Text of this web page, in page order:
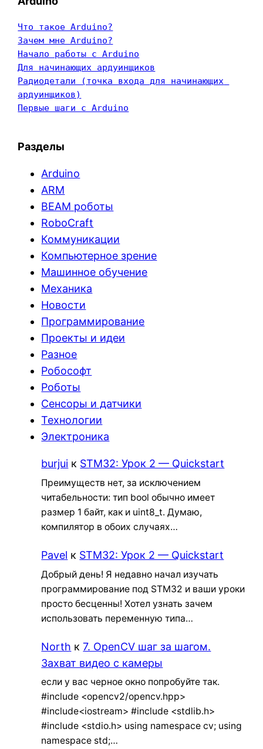
Что такое Arduino?
Зачем мне Arduino?
Начало работы с Arduino
Для начинающих ардуинщиков
Радиодетали (точка входа для начинающих
ардуинщиков)
Первые шаги с Arduino
Разделы
Arduino
ARM
BEAM роботы
RoboCraft
Коммуникации
Компьютерное зрение
Машинное обучение
Механика
Новости
Программирование
Проекты и идеи
Разное
Робософт
Роботы
Сенсоры и датчики
Технологии
Электроника
burjui к STM32: Урок 2 — Quickstart
Преимуществ нет, за исключением
читабельности: тип bool обычно имеет
размер 1 байт, как и uint8_t. Думаю,
компилятор в обоих случаях…
Pavel к STM32: Урок 2 — Quickstart
Добрый день! Я недавно начал изучать
программирование под STM32 и ваши уроки
просто бесценны! Хотел узнать зачем
использовать переменную типа…
North к7. OpenCV шаг за шагом.
Захват видео с камеры
если у вас черное окно попробуйте так.
#include <opencv2/opencv.hpp>
#include<iostream> #include <stdlib.h>
#include <stdio.h> using namespace cv; using
namespace std;…